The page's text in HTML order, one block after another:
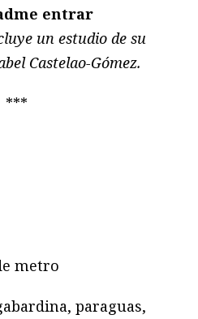
entrar
un estudio de su
Castelao-Gómez.
***
metro
paraguas,